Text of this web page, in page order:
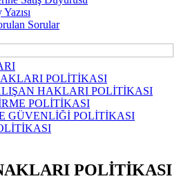
Sorular
POLİTİKASI
HAKLARI POLİTİKASI
POLİTİKASI
GÜVENLİĞİ POLİTİKASI
POLİTİKASI